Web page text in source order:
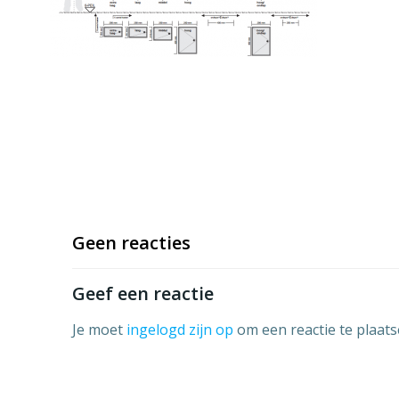
Geen reacties
Geef een reactie
Je moet ingelogd zijn op om een reactie te